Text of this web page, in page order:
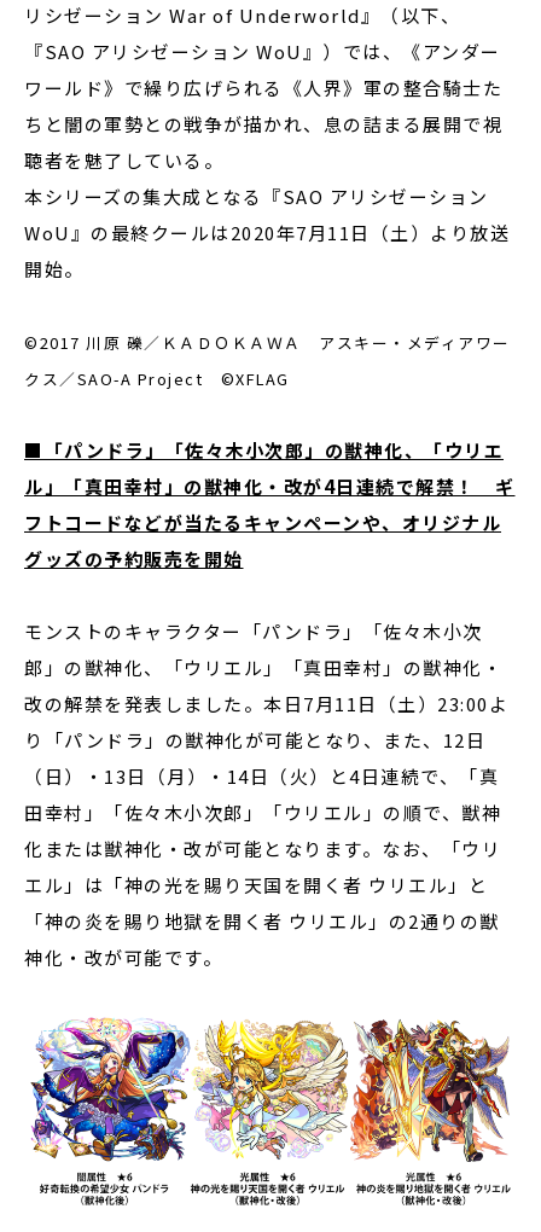
リシゼーション War of Underworld』（以下、
『SAO アリシゼーション WoU』）では、《アンダー
ワールド》で繰り広げられる《人界》軍の整合騎士た
ちと闇の軍勢との戦争が描かれ、息の詰まる展開で視
聴者を魅了している。
本シリーズの集大成となる『SAO アリシゼーション
WoU』の最終クールは2020年7月11日（土）より放送
開始。
©️2017 川原 礫／ＫＡＤＯＫＡＷＡ アスキー・メディアワー
クス／SAO-A Project ©︎XFLAG
■「パンドラ」「佐々木小次郎」の獣神化、「ウリエ
ル」「真田幸村」の獣神化・改が4日連続で解禁！ ギ
フトコードなどが当たるキャンペーンや、オリジナル
グッズの予約販売を開始
モンストのキャラクター「パンドラ」「佐々木小次
郎」の獣神化、「ウリエル」「真田幸村」の獣神化・
改の解禁を発表しました。本日7月11日（土）23:00よ
り「パンドラ」の獣神化が可能となり、また、12日
（日）・13日（月）・14日（火）と4日連続で、「真
田幸村」「佐々木小次郎」「ウリエル」の順で、獣神
化または獣神化・改が可能となります。なお、「ウリ
エル」は「神の光を賜り天国を開く者 ウリエル」と
「神の炎を賜り地獄を開く者 ウリエル」の2通りの獣
神化・改が可能です。